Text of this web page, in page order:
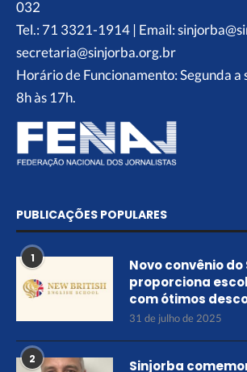
032
Tel.: 71 3321-1914 | Email:
secretaria@sinjorba.org.br
Horário de Funcionamento: Segunda a
8h às 17h.
PUBLICAÇÕES POPULARES
1
Novo convênio
proporciona
com ótimos
31 de julho de 2025
2 Sinjorba